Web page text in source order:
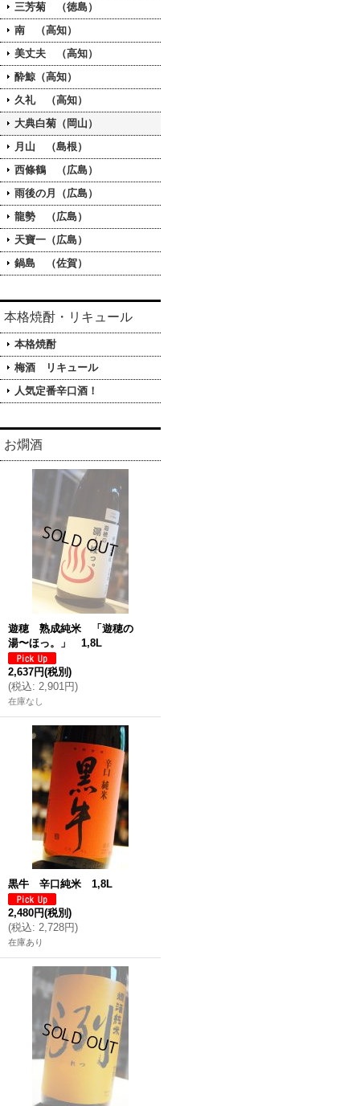
三芳菊 （徳島）
南 （高知）
美丈夫 （高知）
酔鯨（高知）
久礼 （高知）
大典白菊（岡山）
月山 （島根）
西條鶴 （広島）
雨後の月（広島）
龍勢 （広島）
天寶一（広島）
鍋島 （佐賀）
本格焼酎・リキュール
本格焼酎
梅酒 リキュール
人気定番辛口酒！
お燗酒
遊穂 熟成純米 「遊穂の
湯〜ほっ。」 1,8L
2,637円(税別)
(税込: 2,901円)
在庫なし
黒牛 辛口純米 1,8L
2,480円(税別)
(税込: 2,728円)
在庫あり